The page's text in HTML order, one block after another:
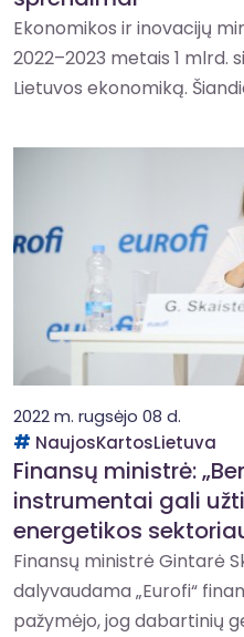
Ekonomikos ir inovacijų
2022–2023 metais 1 mlrd.
Lietuvos ekonomiką.
2022 m. rugsėjo 08 d.
NaujosKartosLietuva
Finansų ministrė:
instrumentai gali
energetikos
Finansų ministrė Gintarė
dalyvaudama „Eurofi“
pažymėjo, jog dabartinių